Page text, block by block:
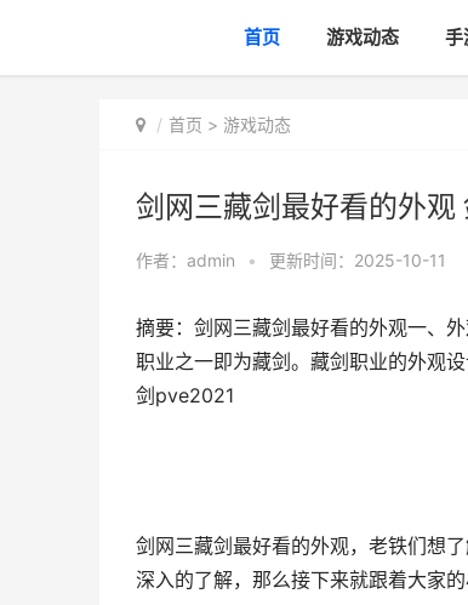
首页 游戏动态 手
首页 > 游戏动态
剑网三藏剑最好看的外
作者： admin • 更新时间：2025-10-11
摘要：剑网三藏剑最好看的外观一、
职业之一即为藏剑。藏剑职业的外观
剑pve2021
剑网三藏剑最好看的外观，老铁们想
深入的了解，那么接下来就跟着大家的